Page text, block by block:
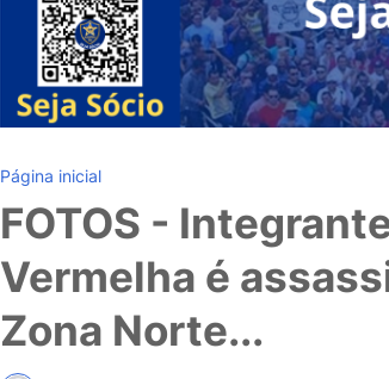
Página inicial
FOTOS -
Vermelha é
Zona Norte...